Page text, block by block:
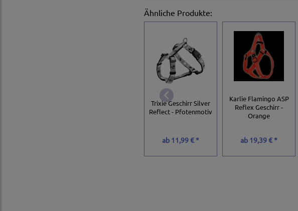
Ähnliche Produkte:
Trixie Geschirr Silver
Reflect - Pfotenmotiv
ab 11,99 € *
Karlie Flamingo ASP
Reflex Geschirr -
Orange
ab 19,39 € *